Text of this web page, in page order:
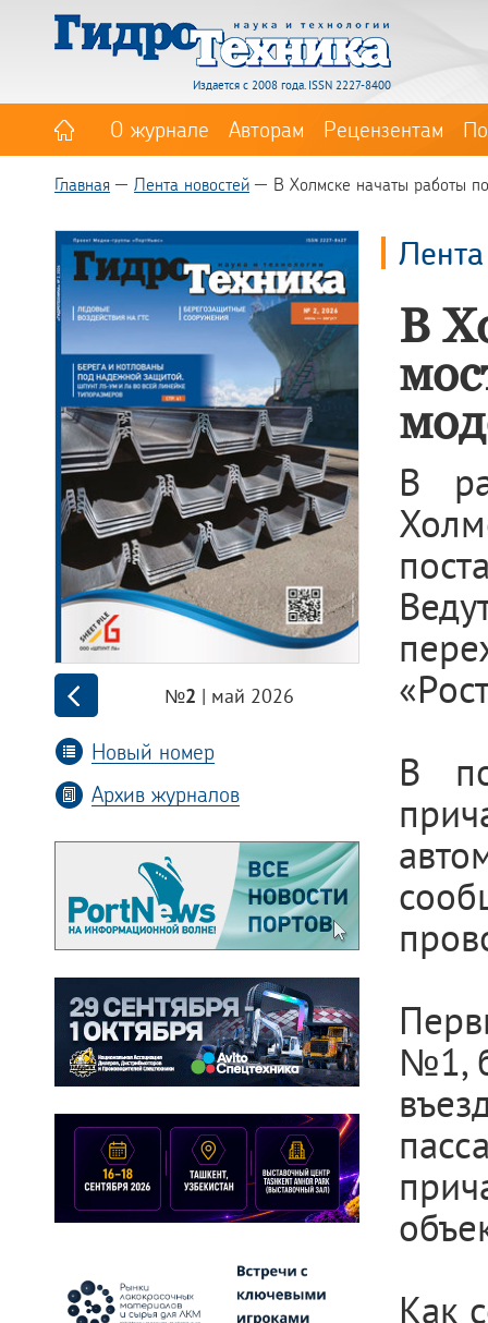
Издается с 2008 года. ISSN 2227-8400
О журнале Авторам Рецензентам
Главная Лента новостей В Холмске начаты работы
№2 | май 2026
Новый номер
Архив журналов
В
В
В
№1,
Как